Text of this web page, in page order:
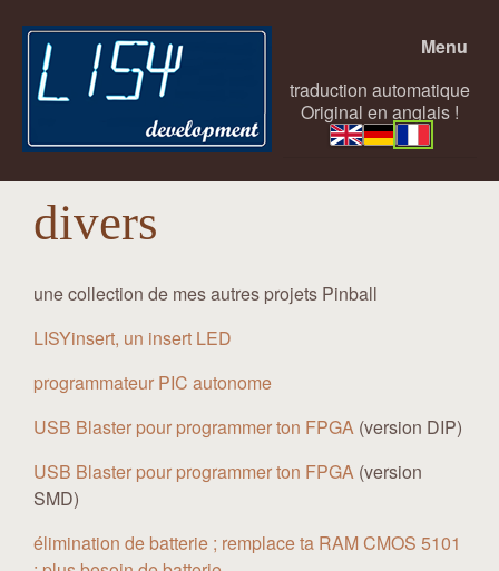
Menu
traduction automatique
Original en anglais !
divers
une collection de mes autres projets Pinball
LISYinsert, un insert LED
programmateur PIC autonome
USB Blaster pour programmer ton FPGA (version DIP)
USB Blaster pour programmer ton FPGA (version
SMD)
élimination de batterie ; remplace ta RAM CMOS 5101